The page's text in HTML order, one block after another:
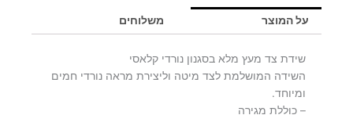
CURLY
על המוצר משלוחים
שידת צד מעץ מלא בסגנון נורדי קלאסי
השידה המושלמת לצד מיטה וליצירת מראה נורדי חמים
ומיוחד.
– כוללת מגירה